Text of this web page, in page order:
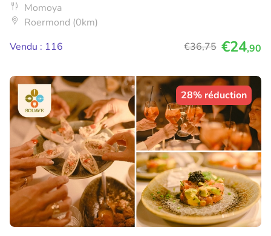
Momoya
Roermond (0km)
Vendu : 116
€36,75 €24,90
28% réduction